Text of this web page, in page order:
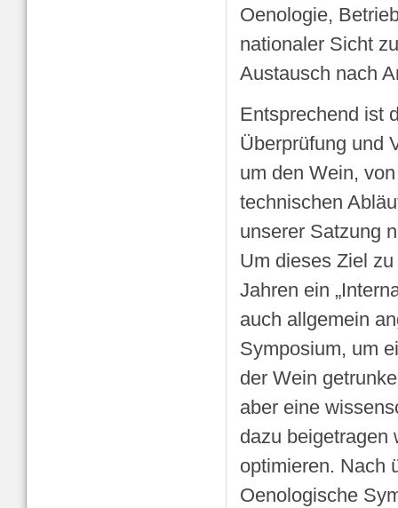
Oenologie,
nationaler Sicht
Austausch nach
Entsprechend ist
Überprüfung und
um den Wein,
technischen
unserer Satzung
Um dieses Ziel
Jahren ein
auch allgemein
Symposium, um
der Wein
aber eine
dazu beigetragen
optimieren. Nach
Oenologische